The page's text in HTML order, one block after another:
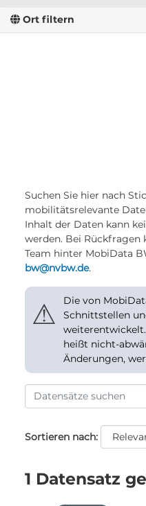
Ort filtern
Suchen Sie hier nach
mobilitätsrelevante
Inhalt der Daten kann
werden. Bei Rückfragen
Team hinter MobiData
bw@nvbw.de.
⚠
Die von
Schnittstellen
heißt nicht-
Änderungen,
Sortieren nach
1 Datensatz